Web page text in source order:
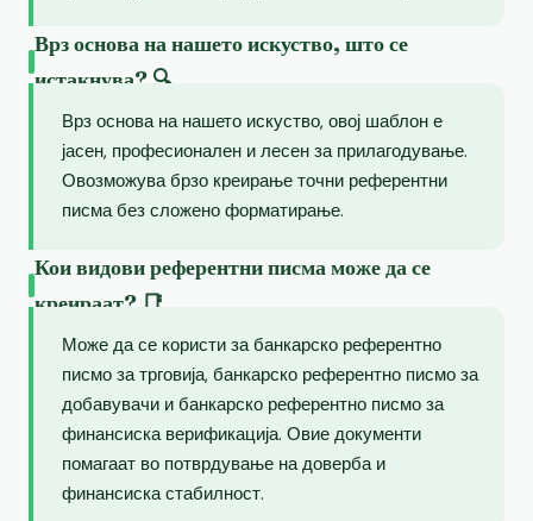
Врз основа на нашето искуство, што се
истакнува? 🔍
Врз основа на нашето искуство, овој шаблон е
јасен, професионален и лесен за прилагодување.
Овозможува брзо креирање точни референтни
писма без сложено форматирање.
Кои видови референтни писма може да се
креираат? 📑
Може да се користи за банкарско референтно
писмо за трговија, банкарско референтно писмо за
добавувачи и банкарско референтно писмо за
финансиска верификација. Овие документи
помагаат во потврдување на доверба и
финансиска стабилност.